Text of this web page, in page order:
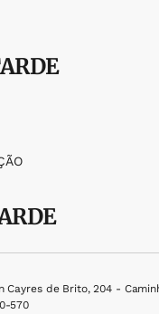
Cayres de Brito, 204 -
570